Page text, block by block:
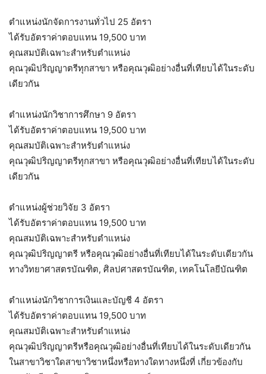
ตำแหน่งนักจัดการงานทั่วไป 25 อัตรา
ได้รับอัตราค่าตอบแทน 19,500 บาท
คุณสมบัติเฉพาะสำหรับตำแหน่ง
คุณวุฒิปริญญาตรีทุกสาขา หรือคุณวุฒิอย่างอื่นที่เทียบได้ในระดับ
เดียวกัน
ตำแหน่งนักวิชาการศึกษา 9 อัตรา
ได้รับอัตราค่าตอบแทน 19,500 บาท
คุณสมบัติเฉพาะสำหรับตำแหน่ง
คุณวุฒิปริญญาตรีทุกสาขา หรือคุณวุฒิอย่างอื่นที่เทียบได้ในระดับ
เดียวกัน
ตำแหน่งผู้ช่วยวิจัย 3 อัตรา
ได้รับอัตราค่าตอบแทน 19,500 บาท
คุณสมบัติเฉพาะสำหรับตำแหน่ง
คุณวุฒิปริญญาตรี หรือคุณวุฒิอย่างอื่นที่เทียบได้ในระดับเดียวกัน
ทางวิทยาศาสตรบัณฑิต, ศิลปศาสตรบัณฑิต, เทคโนโลยีบัณฑิต
ตำแหน่งนักวิชาการเงินและบัญชี 4 อัตรา
ได้รับอัตราค่าตอบแทน 19,500 บาท
คุณสมบัติเฉพาะสำหรับตำแหน่ง
คุณวุฒิปริญญาตรีหรือคุณวุฒิอย่างอื่นที่เทียบได้ในระดับเดียวกัน
ในสาขาวิชาใดสาขาวิชาหนึ่งหรือทางใดทางหนึ่งที่ เกี่ยวข้องกับ